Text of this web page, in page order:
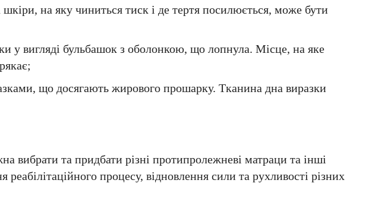
на яку чиниться тиск і де тертя посилюється, може бути
у вигляді бульбашок з оболонкою, що лопнула. Місце, на яке
що досягають жирового прошарку. Тканина дна виразки
вибрати та придбати різні протипролежневі матраци та інші
процесу, відновлення сили та рухливості різних